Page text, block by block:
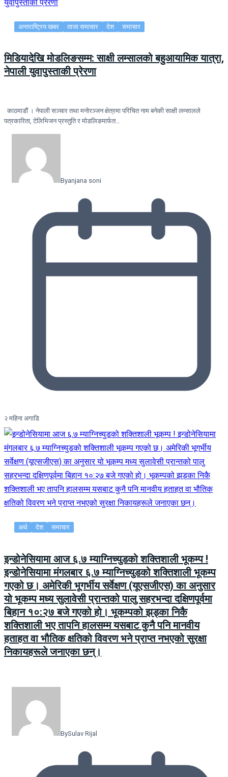
अन्तराष्ट्रिय खबर ताजा समाचार देश समाचार
मिडियादेखि मोडलिङसम्म: साक्षी लम्सालको बहुआयामिक यात्रा,
नेपाली युवापुस्ताकी प्रेरणा
काठमाडौं । नेपाली सञ्चार तथा मनोरञ्जन क्षेत्रमा परिचित नाम बनेकी साक्षी लम्सालले
पत्रकारिता, टेलिभिजन प्रस्तुति र मोडलिङमार्फत…
Byanjana soni
२ महिना अगाडि
अर्थ देश समाचार
इन्डोनेसियामा आज ६.७ म्याग्निच्युडको शक्तिशाली भूकम्प !
इन्डोनेसियामा मंगलबार ६.७ म्याग्निच्युडको शक्तिशाली भूकम्प
गएको छ। अमेरिकी भूगर्भीय सर्वेक्षण (यूएसजीएस) का अनुसार
यो भूकम्प मध्य सुलावेसी प्रान्तको पालु सहरभन्दा दक्षिणपूर्वमा
बिहान १०:२७ बजे गएको हो। भूकम्पको झड्का निकै
शक्तिशाली भए तापनि हालसम्म यसबाट कुनै पनि मानवीय
हताहत वा भौतिक क्षतिको विवरण भने प्राप्त नभएको सुरक्षा
निकायहरूले जनाएका छन्।
BySulav Rijal